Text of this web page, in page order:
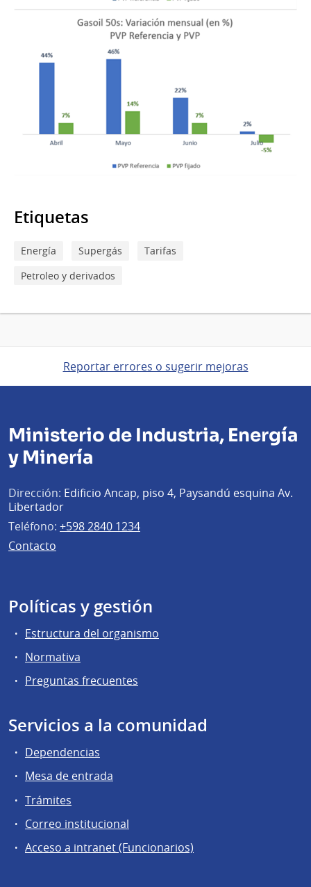
Etiquetas
Energía Supergás
Tarifas
Petroleo y derivados
Reportar errores o sugerir mejoras
Ministerio de Industria, Energía
y Minería
Dirección: Edificio Ancap, piso 4, Paysandú esquina Av.
Libertador
Teléfono: +598 2840 1234
Contacto
Políticas y gestión
Estructura del organismo
Normativa
Preguntas frecuentes
Servicios a la comunidad
Dependencias
Mesa de entrada
Trámites
Correo institucional
Acceso a intranet (Funcionarios)